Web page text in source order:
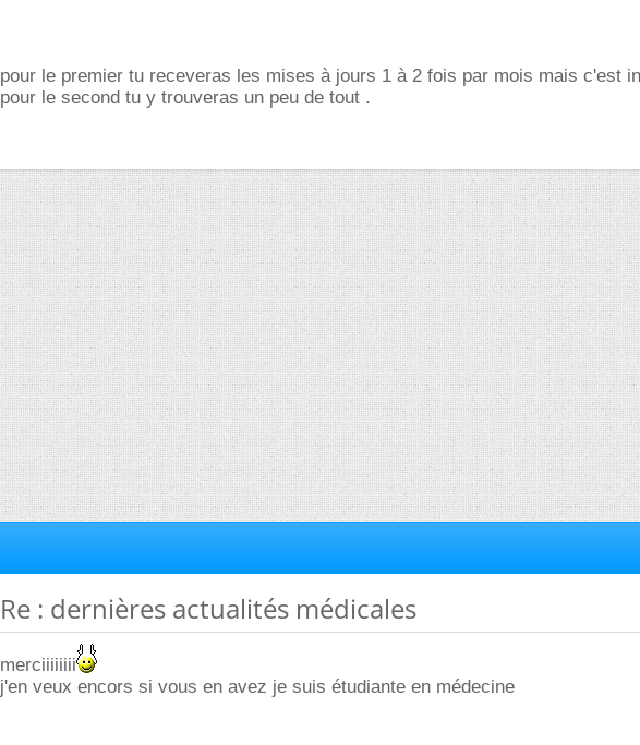
pour le premier tu receveras les mises à jours 1 à 2 fois par mois mais c'est
pour le second tu y trouveras un peu de tout .
Re : dernières actualités médicales
merciiiiiiii
j'en veux encors si vous en avez je suis étudiante en médecine